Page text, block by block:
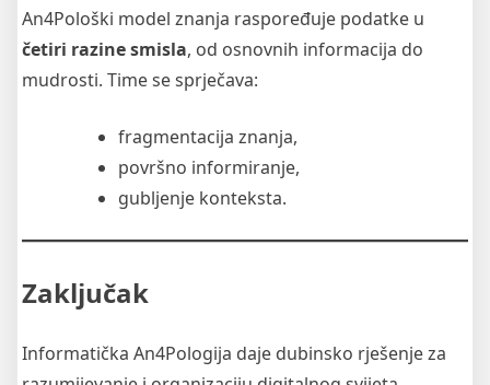
An4Pološki model znanja raspoređuje podatke u
četiri razine smisla, od osnovnih informacija do
mudrosti. Time se sprječava:
fragmentacija znanja,
površno informiranje,
gubljenje konteksta.
Zaključak
Informatička An4Pologija daje dubinsko rješenje za